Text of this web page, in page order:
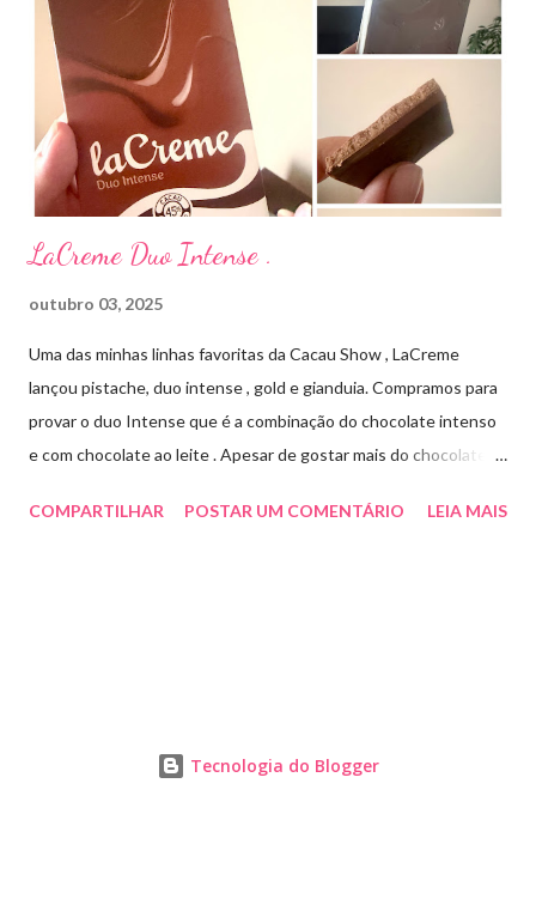
Streptomyces erythraeus. É básico e forma rapidamente sais
com os ácidos. Forma farmacêutica e Apresentação ILOSONE
TÓPICO SOLUÇÃO é apresentado sob a forma líquida em
frascos de 120 ml. USO PEDIÁTRICO E ADULTO. Composição
Cada ml contém: Eritromicina base 20 mg Excipientes q.s....
LaCreme Duo Intense .
outubro 03, 2025
Uma das minhas linhas favoritas da Cacau Show , LaCreme
lançou pistache, duo intense , gold e gianduia. Compramos para
provar o duo Intense que é a combinação do chocolate intenso
e com chocolate ao leite . Apesar de gostar mais do chocolate
medida certa ( tem sabor e cremosidade ). Preço R$19,99 .
COMPARTILHAR POSTAR UM COMENTÁRIO LEIA MAIS
Tecnologia do Blogger